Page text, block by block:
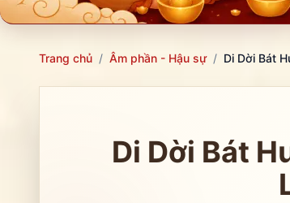
Trang chủ / Âm phần - Hậu sự / Di Dời Bát
Di Dời Bát